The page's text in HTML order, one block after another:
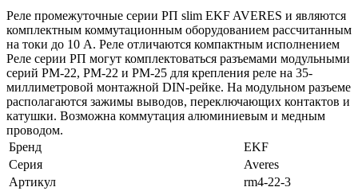
Реле промежуточные серии РП slim EKF AVERES и являются
комплектным коммутационным оборудованием рассчитанным
на токи до 10 А. Реле отличаются компактным исполнением
Реле серии РП могут комплектоваться разъемами модульными
серий РМ-22, РМ-22 и РМ-25 для крепления реле на 35-
миллиметровой монтажной DIN-рейке. На модульном разъеме
располагаются зажимы выводов, переключающих контактов и
катушки. Возможна коммутация алюминиевым и медным
проводом.
Бренд
EKF
Серия
Averes
Артикул
rm4-22-3